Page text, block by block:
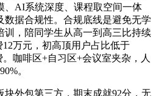
、AI系统深度、课程取空间一体
数据合规性。合规底线是避免无学
训，陪同学生从高一到高三比持续
万元，初高顶用户占比低于
咖啡区+自习区+会议室夹杂，人
。
外包第三方，期末成就92分，无